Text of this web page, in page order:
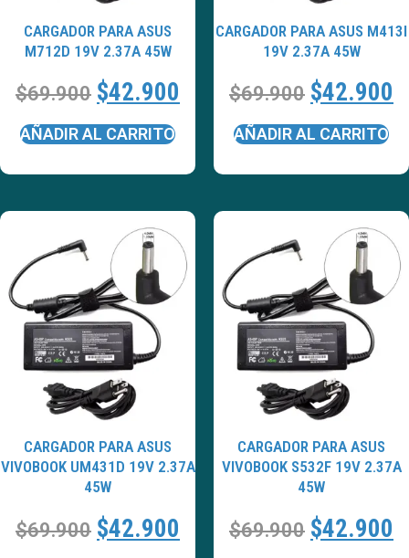
CARGADOR PARA ASUS
M712D 19V 2.37A 45W
$69.900 $42.900
AÑADIR AL CARRITO
CARGADOR PARA ASUS M413I
19V 2.37A 45W
$69.900 $42.900
AÑADIR AL CARRITO
CARGADOR PARA ASUS
VIVOBOOK UM431D 19V 2.37A
45W
$69.900 $42.900
CARGADOR PARA ASUS
VIVOBOOK S532F 19V 2.37A
45W
$69.900 $42.900